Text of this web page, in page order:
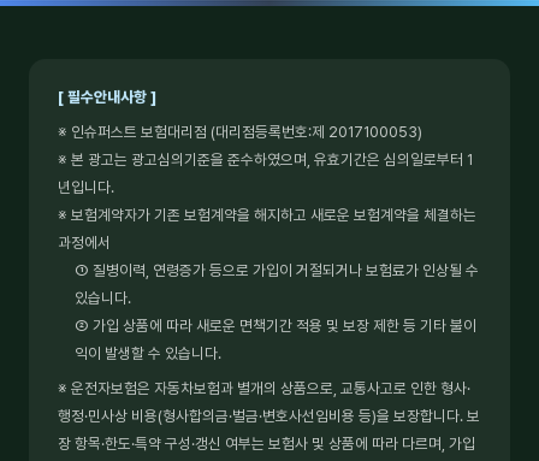
[ 필수안내사항 ]
※ 인슈퍼스트 보험대리점 (대리점등록번호:제 2017100053)
※ 본 광고는 광고심의기준을 준수하였으며, 유효기간은 심의일로부터 1
년입니다.
※ 보험계약자가 기존 보험계약을 해지하고 새로운 보험계약을 체결하는
과정에서
① 질병이력, 연령증가 등으로 가입이 거절되거나 보험료가 인상될 수
있습니다.
② 가입 상품에 따라 새로운 면책기간 적용 및 보장 제한 등 기타 불이
익이 발생할 수 있습니다.
※ 운전자보험은 자동차보험과 별개의 상품으로, 교통사고로 인한 형사·
행정·민사상 비용(형사합의금·벌금·변호사선임비용 등)을 보장합니다. 보
장 항목·한도·특약 구성·갱신 여부는 보험사 및 상품에 따라 다르며, 가입